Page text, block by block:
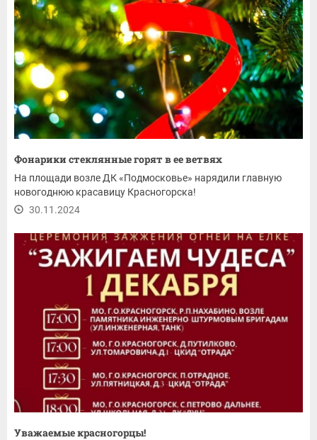
Фонарики стеклянные горят в ее ветвях
На площади возле ДК «Подмосковье» нарядили главную
новогоднюю красавицу Красногорска!
30.11.2024
Уважаемые красногорцы!